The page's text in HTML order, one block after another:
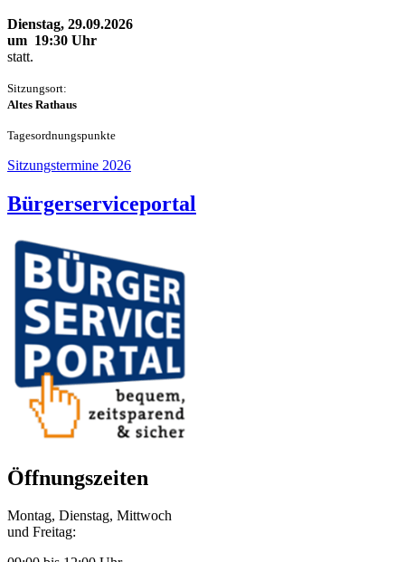
Dienstag, 29.09.2026
um 19:30 Uhr
statt.
Sitzungsort:
Altes Rathaus
Tagesordnungspunkte
Sitzungstermine 2026
Bürgerserviceportal
Öffnungszeiten
Montag, Dienstag, Mittwoch
und Freitag: